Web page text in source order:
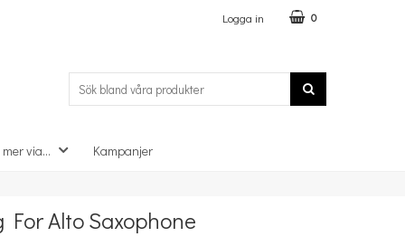
Logga in 0
via... Kampanjer
For Alto Saxophone